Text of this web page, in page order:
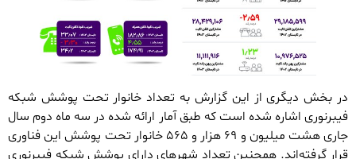
در بخش دیگری از این گزارش به تعداد خانوار تحت پوشش شبکه
فیبرنوری اشاره شده است که طبق آمار ارائه شده در سه ماه دوم سال
جاری هشت میلیون و ۶۹ هزار و ۵۶۵ خانوار تحت پوشش این فناوری
قرار گرفته‌اند. همچنین تعداد شهرهای دارای پوشش شبکه فیبرنوری